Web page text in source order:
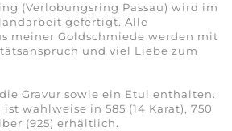
(Verlobungsring Passau) wird im
gefertigt. Alle
meiner Goldschmiede werden mit
und viel Liebe zum
Gravur sowie ein Etui enthalten.
wahlweise in 585 (14 Karat), 750
(925) erhältlich.